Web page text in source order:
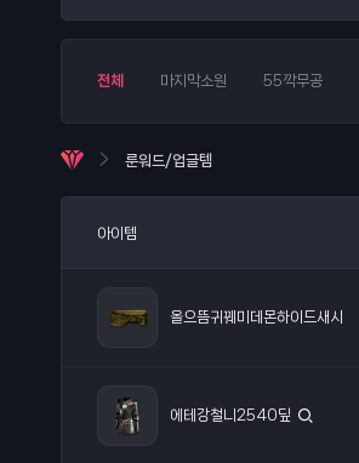
전체 마지막소원 55깍무공
룬워드/업글템
아이템
올으뜸귀꿰미데몬하이드새시
에테강철니2540딮